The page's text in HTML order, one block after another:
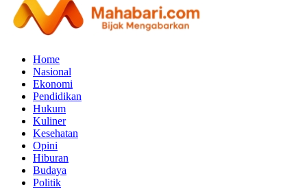
Home
Nasional
Ekonomi
Pendidikan
Hukum
Kuliner
Kesehatan
Opini
Hiburan
Budaya
Politik